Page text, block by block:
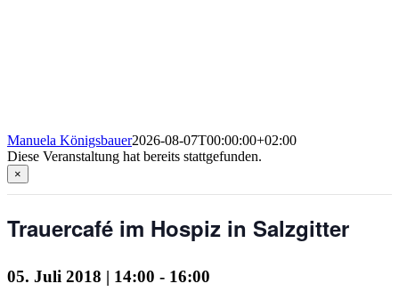
Manuela Königsbauer2026-08-07T00:00:00+02:00
Diese Veranstaltung hat bereits stattgefunden.
×
Trauercafé im Hospiz in Salzgitter
05. Juli 2018 | 14:00 - 16:00